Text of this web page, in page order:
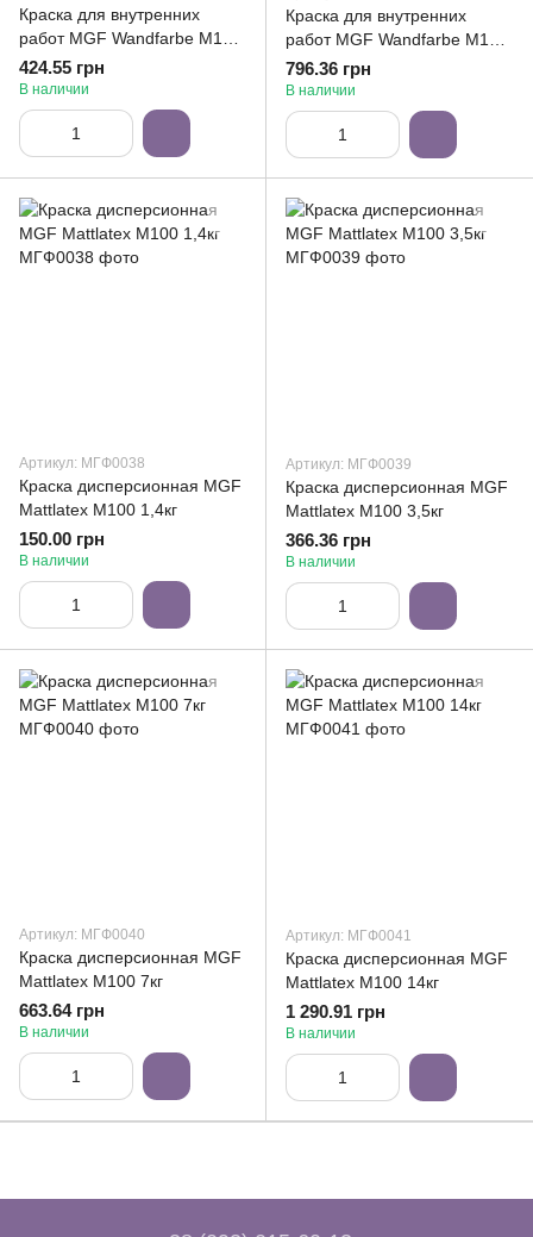
Краска для внутренних
работ MGF Wandfarbe M1a
7кг
424.55 грн
В наличии
Краска для внутренних
работ MGF Wandfarbe M1a
14кг
796.36 грн
В наличии
Артикул: МГФ0038
Краска дисперсионная MGF
Mattlatex M100 1,4кг
150.00 грн
В наличии
Артикул: МГФ0039
Краска дисперсионная MGF
Mattlatex M100 3,5кг
366.36 грн
В наличии
Артикул: МГФ0040
Краска дисперсионная MGF
Mattlatex M100 7кг
663.64 грн
В наличии
Артикул: МГФ0041
Краска дисперсионная MGF
Mattlatex M100 14кг
1 290.91 грн
В наличии